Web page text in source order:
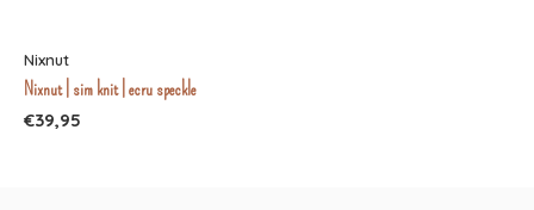
Nixnut
Nixnut | sim knit | ecru speckle
€39,95